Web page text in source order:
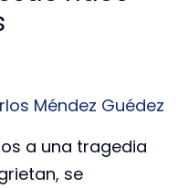
Méndez Guédez
a una tragedia
se